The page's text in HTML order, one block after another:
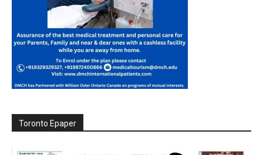
Toronto Epaper